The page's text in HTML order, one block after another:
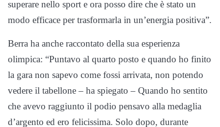
superare nello sport e ora posso dire che è stato un
modo efficace per trasformarla in un’energia positiva”.
Berra ha anche raccontato della sua esperienza
olimpica: “Puntavo al quarto posto e quando ho finito
la gara non sapevo come fossi arrivata, non potendo
vedere il tabellone – ha spiegato – Quando ho sentito
che avevo raggiunto il podio pensavo alla medaglia
d’argento ed ero felicissima. Solo dopo, durante